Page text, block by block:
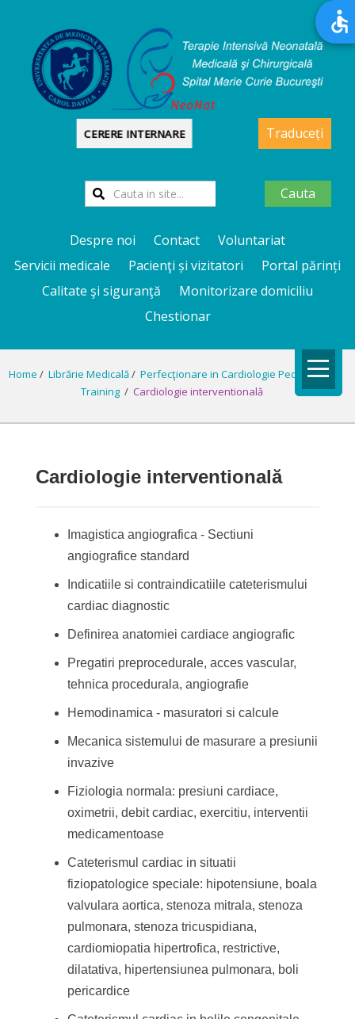
CERERE INTERNARE
Cauta
Traduceți
Despre noi Contact
Voluntariat
Servicii medicale
Pacienţi și vizitatori
Portal părinți
Calitate şi siguranţă
Monitorizare domiciliu
Chestionar
Home / Librărie Medicală/ Perfecţionare in Cardiologie Pediatrică/
Training / Cardiologie interventională
Cardiologie interventională
Imagistica angiografica - Sectiuni
angiografice standard
Indicatiile si contraindicatiile cateterismului
cardiac diagnostic
Definirea anatomiei cardiace angiografic
Pregatiri preprocedurale, acces vascular,
tehnica procedurala, angiografie
Hemodinamica - masuratori si calcule
Mecanica sistemului de masurare a presiunii
invazive
Fiziologia normala: presiuni cardiace,
oximetrii, debit cardiac, exercitiu, interventii
medicamentoase
Cateterismul cardiac in situatii
fiziopatologice speciale: hipotensiune, boala
valvulara aortica, stenoza mitrala, stenoza
pulmonara, stenoza tricuspidiana,
cardiomiopatia hipertrofica, restrictive,
dilatativa, hipertensiunea pulmonara, boli
pericardice